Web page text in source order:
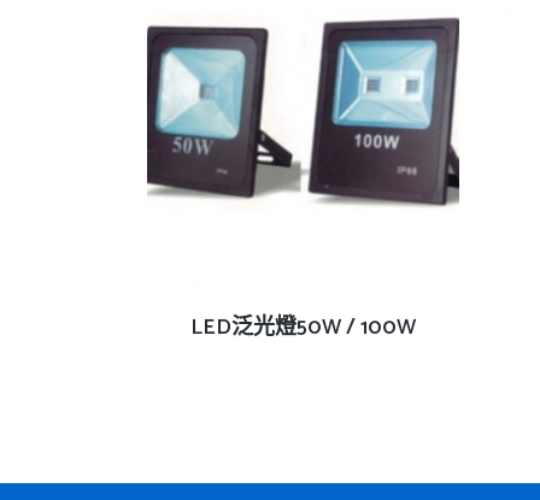
查看內容
LED泛光燈50W / 100W